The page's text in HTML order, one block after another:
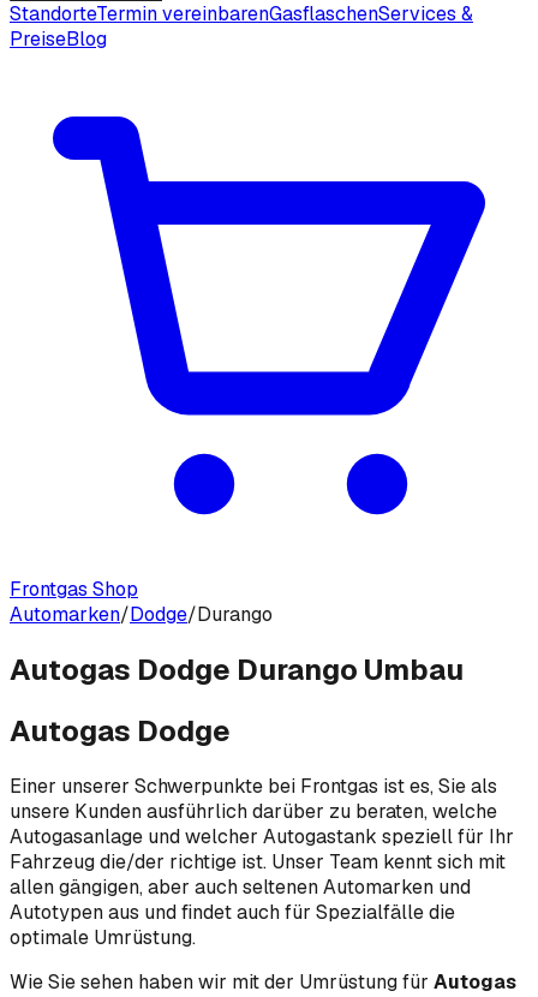
StandorteTermin vereinbarenGasflaschenServices &
PreiseBlog
Frontgas Shop
Automarken/Dodge/Durango
Autogas Dodge Durango Umbau
Autogas Dodge
Einer unserer Schwerpunkte bei Frontgas ist es, Sie als
unsere Kunden ausführlich darüber zu beraten, welche
Autogasanlage und welcher Autogastank speziell für Ihr
Fahrzeug die/der richtige ist. Unser Team kennt sich mit
allen gängigen, aber auch seltenen Automarken und
Autotypen aus und findet auch für Spezialfälle die
optimale Umrüstung.
Wie Sie sehen haben wir mit der Umrüstung für Autogas